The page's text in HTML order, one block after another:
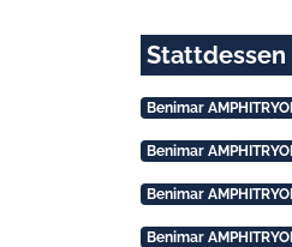
Stattdessen
Benimar
Benimar
Benimar
Benimar